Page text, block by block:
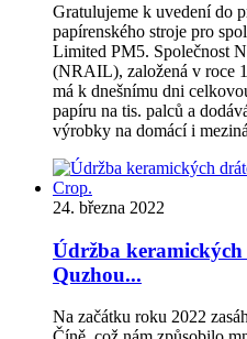
Gratulujeme k uvedení do
papírenského stroje pro
Limited PM5. Společnost
(NRAIL), založená v roce
má k dnešnímu dni
papíru na tis. palců a
výrobky na domácí i
24. března 2022
Údržba
Quzhou...
Na začátku roku 2022